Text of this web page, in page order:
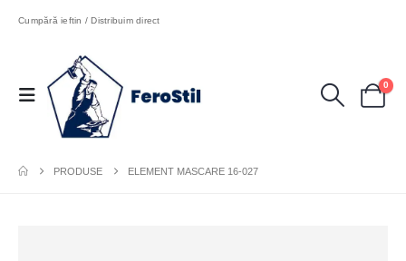
Cumpără ieftin / Distribuim direct
0
PRODUSE ELEMENT MASCARE 16-027